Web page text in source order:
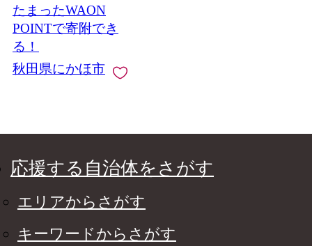
たまったWAON
POINTで寄附でき
る！
秋田県にかほ市
応援する自治体をさがす
エリアからさがす
キーワードからさがす